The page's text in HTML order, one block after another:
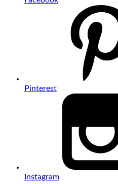
Pinterest
Instagram